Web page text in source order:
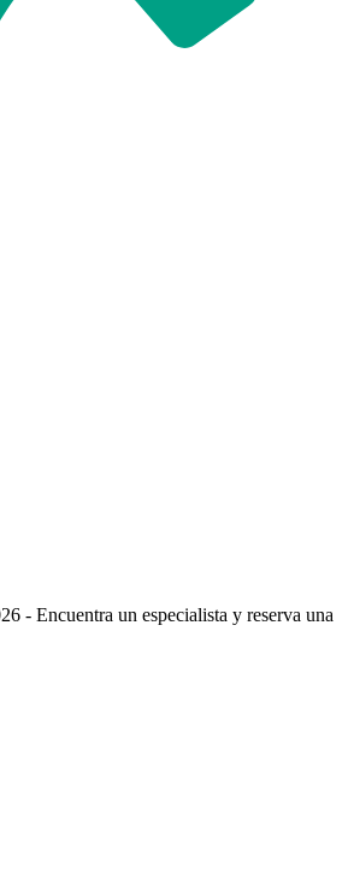
- Encuentra un especialista y reserva una